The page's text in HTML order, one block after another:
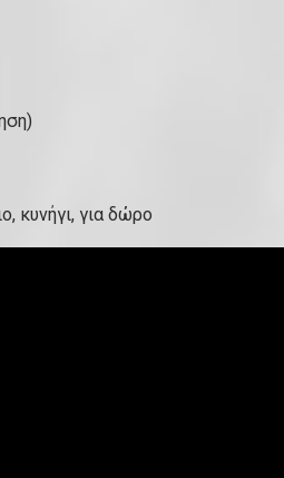
κυνήγι, για δώρο